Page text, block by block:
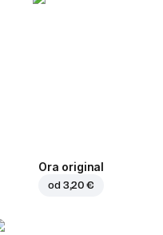
Ora original
od 3,20 €